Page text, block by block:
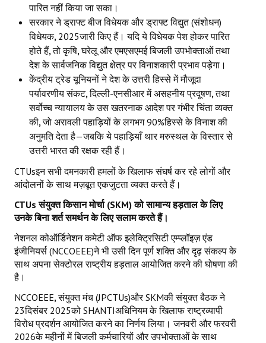
Worker - Peasant
Fraternal Trade Unions
Mass Organisations
Jan Ekta Jan Adhikari Andolan
पारित नहीं किया जा सका।
सरकार ने ड्राफ्ट बीज विधेयक और ड्राफ्ट विद्युत (संशोधन)
विधेयक, 2025जारी किए हैं। यदि ये विधेयक पेश होकर पारित
होते हैं,तो कृषि,घरेलू और एमएसएमई बिजली उपभोक्ताओं तथा
देश के सार्वजनिक विद्युत क्षेत्र पर विनाशकारी प्रभाव पड़ेगा।
केंद्रीय ट्रेड यूनियनों ने देश के उत्तरी हिस्से में मौजूदा
पर्यावरणीय संकट,दिल्ली-एनसीआर में असहनीय प्रदूषण,तथा
सर्वोच्च न्यायालय के उस खतरनाक आदेश पर गंभीर चिंता व्यक्त
की,जो अरावली पहाड़ियों के लगभग 90%हिस्से के विनाश की
अनुमति देता है—जबकि ये पहाड़ियाँ थार मरुस्थल के विस्तार से
उत्तरी भारत की रक्षक रही हैं।
CTUsइन सभी दमनकारी हमलों के खिलाफ संघर्ष कर रहे लोगों और
आंदोलनों के साथ मज़बूत एकजुटता व्यक्त करते हैं।
CTUsसंयुक्त किसान मोर्चा (SKM)को सामान्य हड़ताल के लिए
उनके बिना शर्त समर्थन के लिए सलाम करते हैं।
नेशनल कोऑर्डिनेशन कमेटी ऑफ इलेक्ट्रिसिटी एम्प्लॉइज़ एंड
इंजीनियर्स (NCCOEEE)ने भी उसी दिन पूर्ण शक्ति और दृढ़ संकल्प के
साथ अपना सेक्टोरल राष्ट्रीय हड़ताल आयोजित करने की घोषणा की
है।
NCCOEEE,संयुक्त मंच (JPCTUs)और SKMकी संयुक्त बैठक ने
23दिसंबर 2025को SHANTIअधिनियम के खिलाफ राष्ट्रव्यापी
विरोध प्रदर्शन आयोजित करने का निर्णय लिया। जनवरी और फरवरी
2026के महीनों में बिजली कर्मचारियों और उपभोक्ताओं के साथ